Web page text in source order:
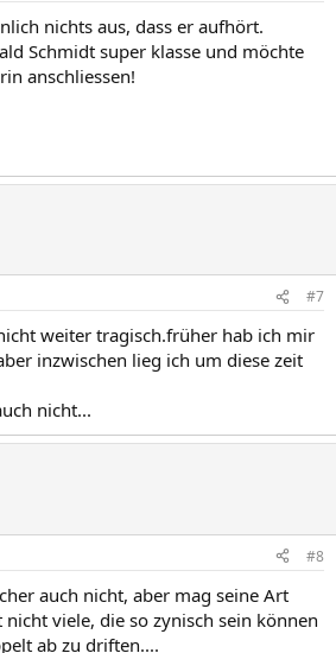
nichts aus, dass er aufhört.
Schmidt super klasse und möchte
anschliessen!
#7
weiter tragisch.früher hab ich mir
inzwischen lieg ich um diese zeit
nicht...
#8
auch nicht, aber mag seine Art
viele, die so zynisch sein können
ab zu driften....